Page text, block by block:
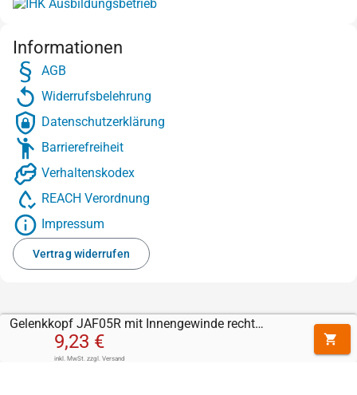
Gelenkkopf JAF05R mit Innengewinde rechts (M5 x 0,8)
9,23 €
inkl. MwSt. zzgl. Versand
Informationen
AGB
Widerrufsbelehrung
Datenschutzerklärung
Barrierefreiheit
Verhaltenskodex
REACH Verordnung
Impressum
Vertrag widerrufen